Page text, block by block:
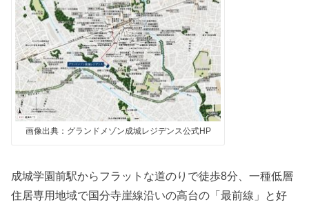
画像出典：グランドメゾン成城レジデンス公式HP
成城学園前駅からフラットな道のりで徒歩8分、一種低層
住居専用地域で国分寺崖線沿いの高台の「最前線」と好